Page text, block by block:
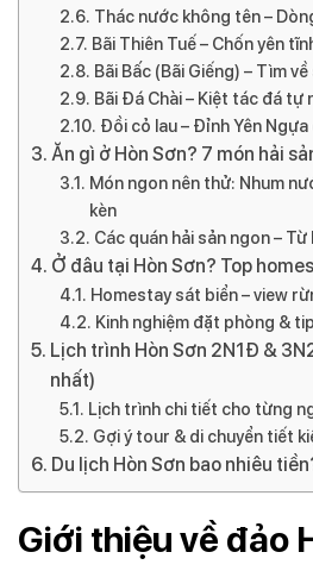
Thác nước không tên –
Bãi Thiên Tuế – Chốn yên
Bãi Bấc (Bãi Giếng) – Tìm
Bãi Đá Chài – Kiệt tác đá tự
Đồi cỏ lau – Đỉnh Yên
Ăn gì ở Hòn Sơn? 7 món hải
Món ngon nên thử: Nhum
kèn
Các quán hải sản ngon –
Ở đâu tại Hòn Sơn? Top
Homestay sát biển – view
Kinh nghiệm đặt phòng &
Lịch trình Hòn Sơn 2N1Đ &
nhất)
Lịch trình chi tiết cho từng
Gợi ý tour & di chuyển tiết
Du lịch Hòn Sơn bao nhiêu
Giới thiệu về đảo